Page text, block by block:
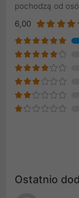
pochodzą od
6,00
Ostatnio